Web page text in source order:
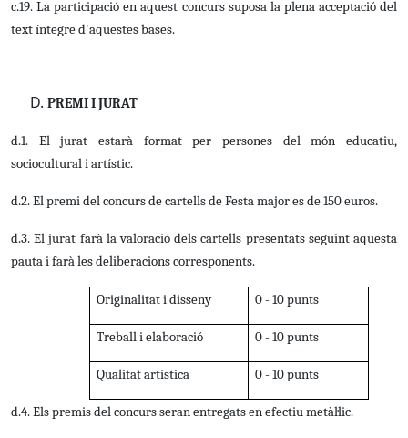
c.19. La participació en aquest concurs suposa la plena acceptació del
text íntegre d'aquestes bases.
PREMI I JURAT
d.1. El jurat estarà format per persones del món educatiu,
sociocultural i artístic.
d.2. El premi del concurs de cartells de Festa major es de 150 euros.
d.3. El jurat farà la valoració dels cartells presentats seguint aquesta
pauta i farà les deliberacions corresponents.
Originalitat i disseny 0 - 10 punts
Treball i elaboració 0 - 10 punts
Qualitat artística 0 - 10 punts
d.4. Els premis del concurs seran entregats en efectiu metàl·lic.